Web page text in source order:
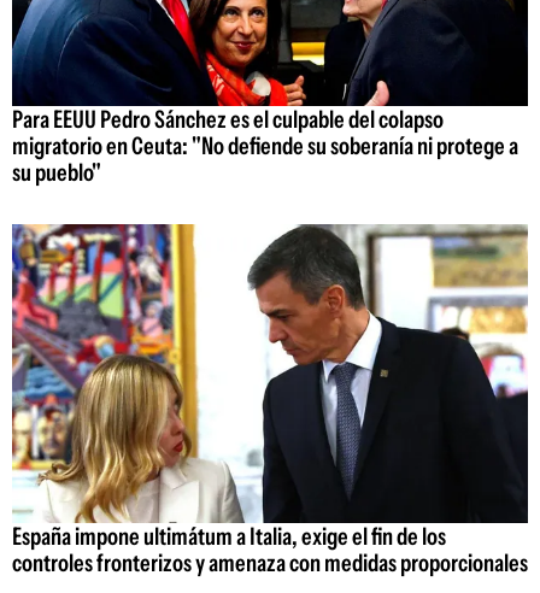
Para EEUU Pedro Sánchez es el culpable del colapso
migratorio en Ceuta: "No defiende su soberanía ni protege a
su pueblo"
España impone ultimátum a Italia, exige el fin de los
controles fronterizos y amenaza con medidas proporcionales